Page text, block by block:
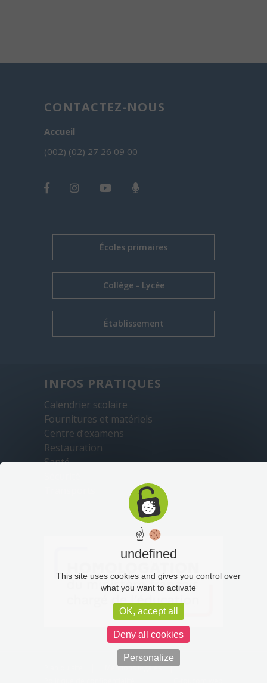
CONTACTEZ-NOUS
Accueil
(002) (02) 27 26 09 00
Écoles primaires
Collège - Lycée
Établissement
INFOS PRATIQUES
Calendrier scolaire
Fournitures et matériels
Centre d’examens
Restauration
Santé
Mentions légales
☝
undefined
This site uses cookies and gives you control over
what you want to activate
OK, accept all
Deny all cookies
Personalize